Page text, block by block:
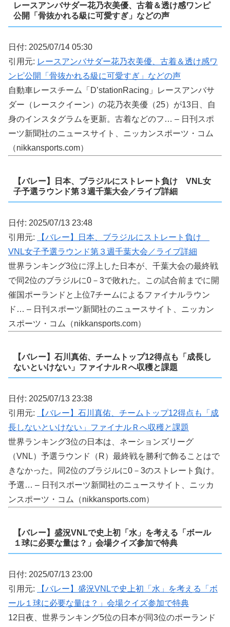
レースアンバサダー花乃衣美優、古着＆透け感ワンピ
公開「骨抜かれる級に可愛すぎ」などの声
日付: 2025/07/14 05:30
引用元: レースアンバサダー花乃衣美優、古着＆透け感ワ
ンピ公開「骨抜かれる級に可愛すぎ」などの声
自動車レースチーム「D’stationRacing」レースアンバサ
ダー（レースクイーン）の花乃衣美優（25）が13日、自
身のインスタグラムを更新。古着などのフ… – 日刊スポ
ーツ新聞社のニュースサイト、ニッカンスポーツ・コム
（nikkansports.com）
【バレー】日本、ブラジルにストレート負け VNL女
子予選ラウンド第３週千葉大会／ライブ詳細
日付: 2025/07/13 23:48
引用元:
【バレー】日本、ブラジルにストレート負け
VNL女子予選ラウンド第３週千葉大会／ライブ詳細
世界ランキング3位に浮上した日本が、千葉大会の最終戦
で同2位のブラジルに0－3で敗れた。この試合前までに開
催国ポーランドと上位7チームによるファイナルラウン
ド… – 日刊スポーツ新聞社のニュースサイト、ニッカン
スポーツ・コム（nikkansports.com）
【バレー】石川真佑、チームトップ12得点も「成長し
ないといけない」ファイナルＲへ収穫と課題
日付: 2025/07/13 23:38
引用元:
【バレー】石川真佑、チームトップ12得点も「成
長しないといけない」ファイナルＲへ収穫と課題
世界ランキング3位の日本は、ネーションズリーグ
（VNL）予選ラウンド（R）最終戦を勝利で飾ることはで
きなかった。同2位のブラジルに0－3のストレート負け。
予選… – 日刊スポーツ新聞社のニュースサイト、ニッカ
ンスポーツ・コム（nikkansports.com）
【バレー】盛況VNLで史上初「水」を考える「ボール
１球に必要な量は？」会場クイズ参加で特典
日付: 2025/07/13 23:00
引用元:
【バレー】盛況VNLで史上初「水」を考える「ボ
ール１球に必要な量は？」会場クイズ参加で特典
12日夜、世界ランキング5位の日本が同3位のポーランド